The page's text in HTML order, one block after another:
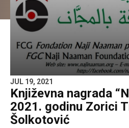
JUL 19, 2021
Književna nagrada
2021. godinu Zorici
Šolkotović